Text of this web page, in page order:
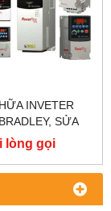
INVETER
SỬA
BRADLEY
FLEX 753
lòng gọi